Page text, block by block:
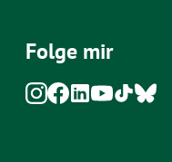
Folge mir